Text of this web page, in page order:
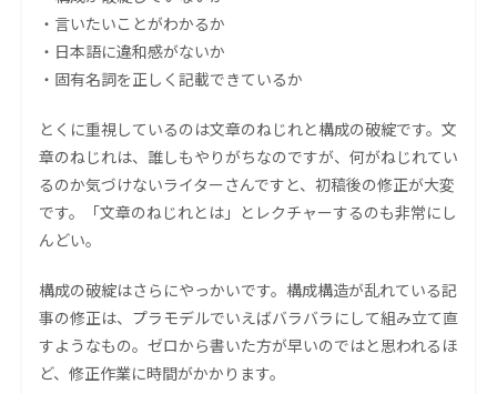
・言いたいことがわかるか
・日本語に違和感がないか
・固有名詞を正しく記載できているか
とくに重視しているのは文章のねじれと構成の破綻です。文
章のねじれは、誰しもやりがちなのですが、何がねじれてい
るのか気づけないライターさんですと、初稿後の修正が大変
です。「文章のねじれとは」とレクチャーするのも非常にし
んどい。
構成の破綻はさらにやっかいです。構成構造が乱れている記
事の修正は、プラモデルでいえばバラバラにして組み立て直
すようなもの。ゼロから書いた方が早いのではと思われるほ
ど、修正作業に時間がかかります。